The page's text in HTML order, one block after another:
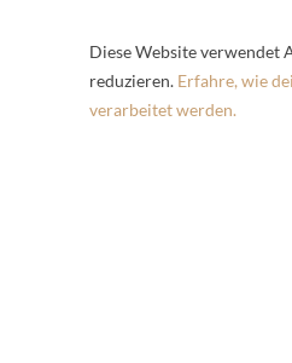
Diese Website verwendet
reduzieren. Erfahre, wie
verarbeitet werden.